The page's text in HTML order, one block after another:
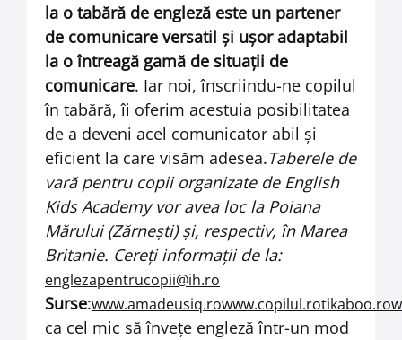
la o tabără de engleză este un partener
de comunicare versatil şi uşor adaptabil
la o întreagă gamă de situaţii de
comunicare. Iar noi, înscriindu-ne copilul
în tabără, îi oferim acestuia posibilitatea
de a deveni acel comunicator abil şi
eficient la care visăm adesea.Taberele de
vară pentru copii organizate de English
Kids Academy vor avea loc la Poiana
Mărului (Zărneşti) şi, respectiv, în Marea
Britanie. Cereţi informaţii de la:
englezapentrucopii@ih.ro
Surse:www.amadeusiq.rowww.copilul.rotikaboo.ro
ca cel mic să învețe engleză într-un mod